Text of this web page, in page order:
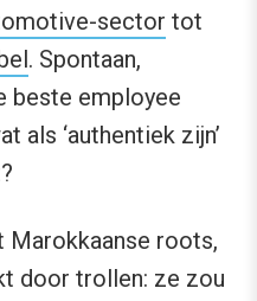
sector tot
. Spontaan,
beste employee
als ‘authentiek zijn’
Marokkaanse roots,
door trollen: ze zou